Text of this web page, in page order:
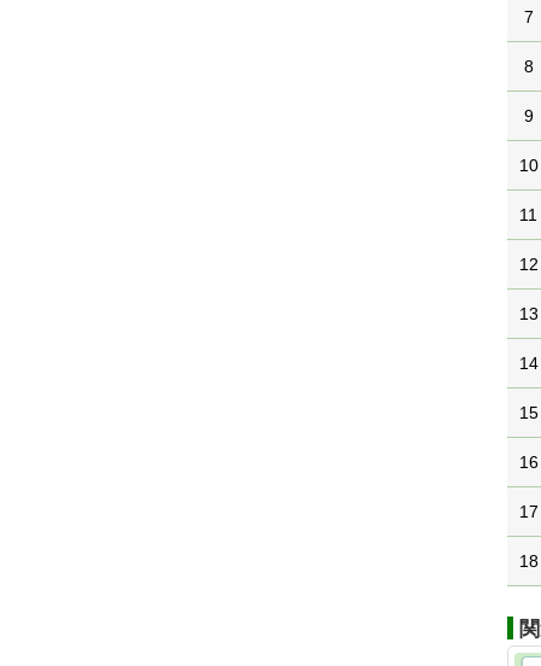
7
8
9
10
11
12
13
14
15
16
17
18